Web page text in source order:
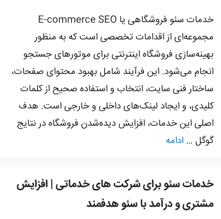
خدمات سئو فروشگاهی یا E-commerce SEO
مجموعه‌ای از اقدامات تخصصی است که به منظور
بهینه‌سازی فروشگاه اینترنتی برای موتورهای جستجو
انجام می‌شود. این فرآیند شامل بهبود محتوای صفحات،
ساختار فنی سایت، انتخاب و استفاده صحیح از کلمات
کلیدی، و ایجاد لینک‌های داخلی و خارجی است. هدف
اصلی این خدمات، افزایش دیده‌شدن فروشگاه در نتایج
گوگل … ادامه
خدمات سئو برای شرکت های خدماتی | افزایش
مشتری و درآمد با سئو هدفمند